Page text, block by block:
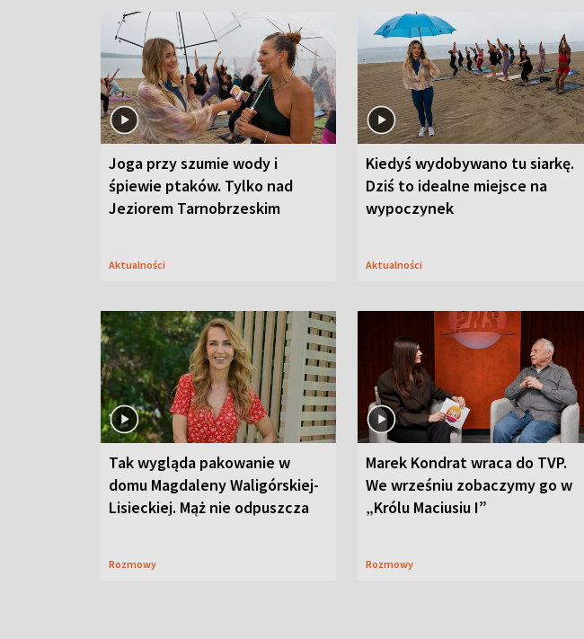
Joga przy szumie wody i
śpiewie ptaków. Tylko nad
Jeziorem Tarnobrzeskim
Aktualności
Kiedyś wydobywano tu siarkę.
Dziś to idealne miejsce na
wypoczynek
Aktualności
Tak wygląda pakowanie w
domu Magdaleny Waligórskiej-
Lisieckiej. Mąż nie odpuszcza
Rozmowy
Marek Kondrat wraca do TVP.
We wrześniu zobaczymy go w
„Królu Maciusiu I”
Rozmowy